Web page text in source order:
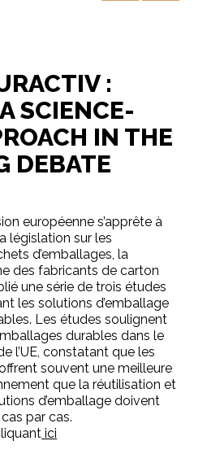
:
SCIENCE-
IN THE
DEBATE
européenne s’apprête à
législation sur les
d’emballages, la
des fabricants de carton
une série de trois études
les solutions d’emballage
Les études soulignent
durables dans le
l’UE, constatant que les
souvent une meilleure
que la réutilisation et
d’emballage doivent
par cas.
ici